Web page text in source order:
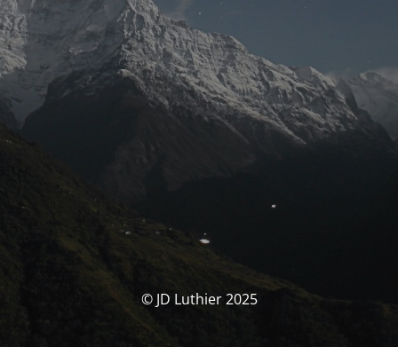
© JD Luthier 2025